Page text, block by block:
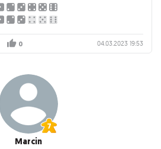
0 04.03.2023 19:53
Marcin